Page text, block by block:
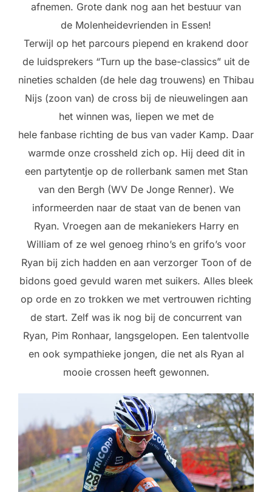
afnemen. Grote dank nog aan het bestuur van
de Molenheidevrienden in Essen!
Terwijl op het parcours piepend en krakend door
de luidsprekers “Turn up the base-classics” uit de
nineties schalden (de hele dag trouwens) en Thibau
Nijs (zoon van) de cross bij de nieuwelingen aan
het winnen was, liepen we met de
hele fanbase richting de bus van vader Kamp. Daar
warmde onze crossheld zich op. Hij deed dit in
een partytentje op de rollerbank samen met Stan
van den Bergh (WV De Jonge Renner). We
informeerden naar de staat van de benen van
Ryan. Vroegen aan de mekaniekers Harry en
William of ze wel genoeg rhino’s en grifo’s voor
Ryan bij zich hadden en aan verzorger Toon of de
bidons goed gevuld waren met suikers. Alles bleek
op orde en zo trokken we met vertrouwen richting
de start. Zelf was ik nog bij de concurrent van
Ryan, Pim Ronhaar, langsgelopen. Een talentvolle
en ook sympathieke jongen, die net als Ryan al
mooie crossen heeft gewonnen.